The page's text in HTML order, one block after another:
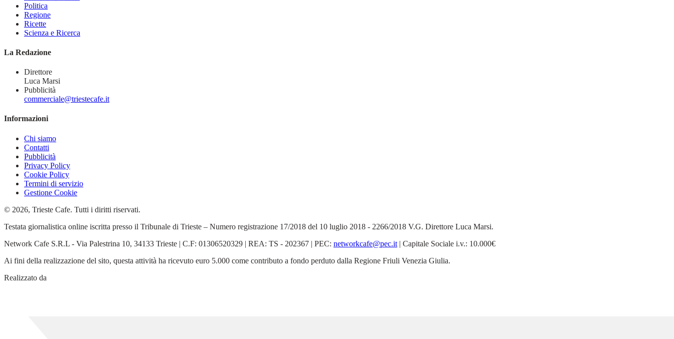
Politica
Regione
Ricette
Scienza e Ricerca
La Redazione
Direttore
Luca Marsi
Pubblicità
commerciale@triestecafe.it
Informazioni
Chi siamo
Contatti
Pubblicità
Privacy Policy
Cookie Policy
Termini di servizio
Gestione Cookie
© 2026, Trieste Cafe. Tutti i diritti riservati.
Testata giornalistica online iscritta presso il Tribunale di Trieste – Numero registrazione 17/2018 del 10 luglio 2018 - 2266/2018 V.G. Direttore Luca Marsi.
Network Cafe S.R.L - Via Palestrina 10, 34133 Trieste | C.F: 01306520329 | REA: TS - 202367 | PEC: networkcafe@pec.it | Capitale Sociale i.v.: 10.000€
Ai fini della realizzazione del sito, questa attività ha ricevuto euro 5.000 come contributo a fondo perduto dalla Regione Friuli Venezia Giulia.
Realizzato da